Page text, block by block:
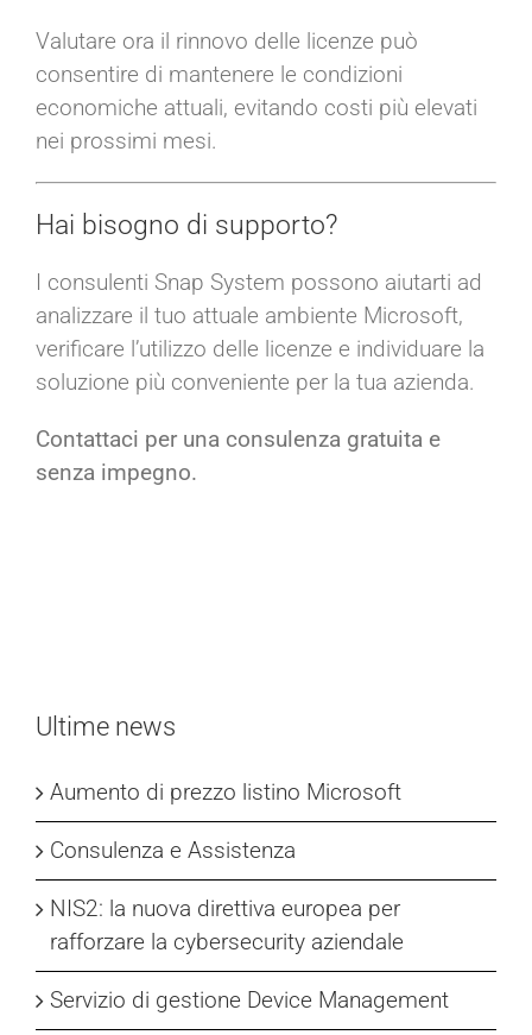
Valutare ora il rinnovo delle licenze può
consentire di mantenere le condizioni
economiche attuali, evitando costi più elevati
nei prossimi mesi.
Hai bisogno di supporto?
I consulenti Snap System possono aiutarti ad
analizzare il tuo attuale ambiente Microsoft,
verificare l’utilizzo delle licenze e individuare la
soluzione più conveniente per la tua azienda.
Contattaci per una consulenza gratuita e
senza impegno.
Ultime news
Aumento di prezzo listino Microsoft
Consulenza e Assistenza
NIS2: la nuova direttiva europea per
rafforzare la cybersecurity aziendale
Servizio di gestione Device Management